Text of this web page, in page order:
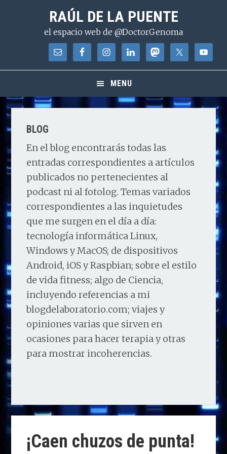
contenido
RAÚL DE LA PUENTE
el espacio web de @DoctorGenoma
MENU
BLOG
En el blog encontrarás todas las
entradas correspondientes a artículos
publicados no pertenecientes al
podcast ni al fotolog. Temas variados
correspondientes a las inquietudes
que me surgen en el día a día:
tecnología informática Linux,
Windows y MacOS; de dispositivos
Android, iOS y Raspbian; sobre el estilo
de vida fitness; algo de Ciencia,
incluyendo referencias a mi
blogdelaboratorio.com; viajes y
opiniones varias que sirven en
ocasiones para hacer terapia y otras
para mostrar incoherencias.
¡Caen chuzos de punta!